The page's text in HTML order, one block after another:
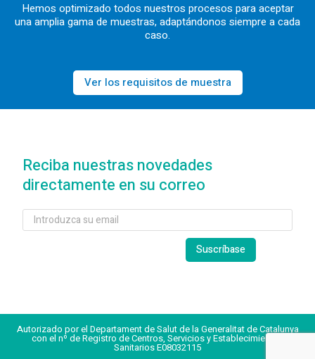
Hemos optimizado todos nuestros procesos para aceptar
una amplia gama de muestras, adaptándonos siempre a cada
caso.
Ver los requisitos de muestra
Reciba nuestras novedades
directamente en su correo
Autorizado por el Departament de Salut de la Generalitat de Catalunya
con el nº de Registro de Centros, Servicios y Establecimientos
Sanitarios E08032115